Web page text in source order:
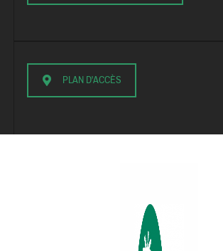
PLAN D'ACCÈS